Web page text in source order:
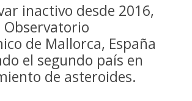
inactivo desde 2016,
Observatorio
de Mallorca, España
el segundo país en
de asteroides.